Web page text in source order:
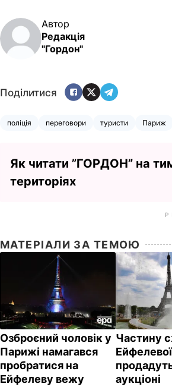
Автор
Редакція
"Гордон"
Поділитися
поліція переговори туристи Париж
Як читати ”ГОРДОН” на
територіях
МАТЕРІАЛИ ЗА ТЕМОЮ
Озброєний чоловік у
Парижі намагався
пробратися на
Ейфелеву вежу
Частину
аукціоні